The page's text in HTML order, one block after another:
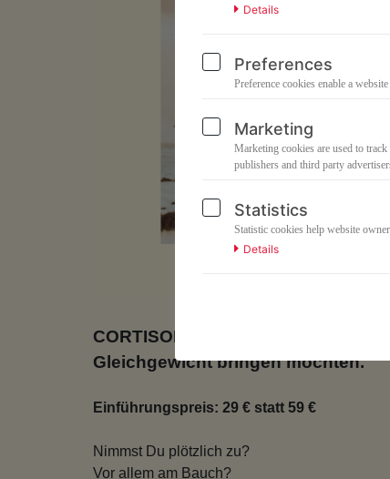
CORTISOL-RESET: Der 15-Tage-
Gleichgewicht bringen möchten.
Einführungspreis: 29 € statt 59 €
Nimmst Du plötzlich zu?
Vor allem am Bauch?
Details
Preferences
Preference cookies enable a
Marketing
Marketing cookies are used to
publishers and third party
Statistics
Statistic cookies help website
Details